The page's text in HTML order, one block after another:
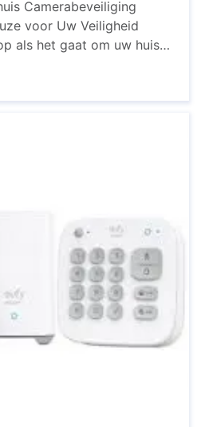
Camerabeveiliging
voor Uw Veiligheid
als het gaat om uw huis
eigendom te
te bieden, of u nu